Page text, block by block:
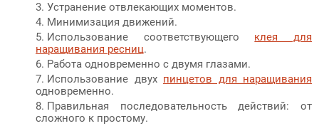
Устранение отвлекающих моментов.
Минимизация движений.
Использование соответствующего клея для
наращивания ресниц.
Работа одновременно с двумя глазами.
Использование двух пинцетов для наращивания
одновременно.
Правильная последовательность действий: от
сложного к простому.